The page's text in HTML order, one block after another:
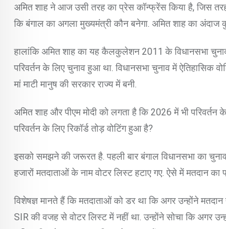
अमित शाह ने आज उसी तरह का प्रेस कॉन्फ्रेंस किया है, जिस
कि बंगाल का अगला मुख्यमंत्री कौन बनेगा. अमित शाह का
हालांकि अमित शाह का यह कैलकुलेशन 2011 के विधानसभा
परिवर्तन के लिए चुनाव हुआ था. विधानसभा चुनाव में ऐतिहासिक
मां माटी मानुष की सरकार राज्य में बनी.
अमित शाह और पीएम मोदी को लगता है कि 2026 में भी
परिवर्तन के लिए रिकॉर्ड तोड़ वोटिंग हुआ है?
इसको समझने की जरूरत है. पहली बार बंगाल विधानसभा का
हजारों मतदाताओं के नाम वोटर लिस्ट हटाए गए. ऐसे में मतदान का
विशेषज्ञ मानते हैं कि मतदाताओं को डर था कि अगर उन्होंने
SIR की वजह से वोटर लिस्ट में नहीं था. उन्होंने सोचा कि अगर